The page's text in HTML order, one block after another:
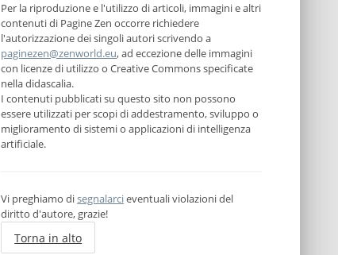
Per la riproduzione e l'utilizzo di articoli, immagini e altri
contenuti di Pagine Zen occorre richiedere
l'autorizzazione dei singoli autori scrivendo a
paginezen@zenworld.eu, ad eccezione delle immagini
con licenze di utilizzo o Creative Commons specificate
nella didascalia.
I contenuti pubblicati su questo sito non possono
essere utilizzati per scopi di addestramento, sviluppo o
miglioramento di sistemi o applicazioni di intelligenza
artificiale.
Vi preghiamo disegnalarcieventuali violazioni del
diritto d'autore, grazie!
Torna in alto